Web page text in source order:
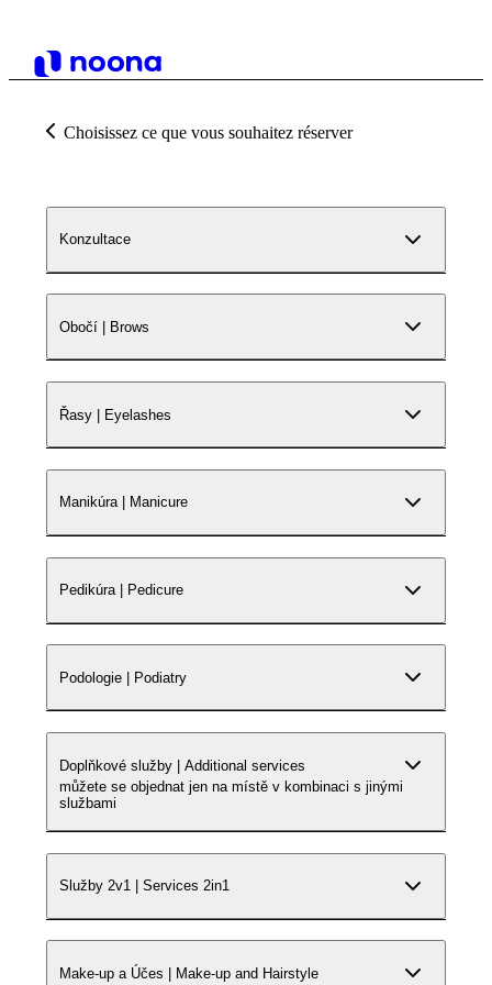
Choisissez ce que vous souhaitez réserver
Konzultace
Obočí | Brows
Řasy | Eyelashes
Manikúra | Manicure
Pedikúra | Pedicure
Podologie | Podiatry
Doplňkové služby | Additional services
můžete se objednat jen na místě v kombinaci s jinými
službami
Služby 2v1 | Services 2in1
Make-up a Účes | Make-up and Hairstyle